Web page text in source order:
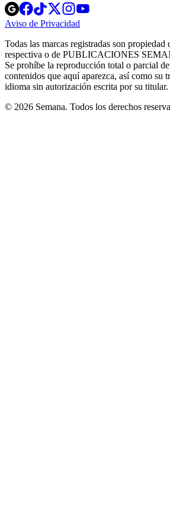
Opens
in
new
Opens
in
new
Opens
in
new
window
Opens
new
windowwindow
Aviso de Privacidad
new
window
Todas las marcas registradas son propiedad
respectiva o de PUBLICACIONES
Se prohíbe la reproducción total o parcial
contenidos que aquí aparezca, así como su
idioma sin autorización escrita por su titular.
© 2026 Semana. Todos los derechos